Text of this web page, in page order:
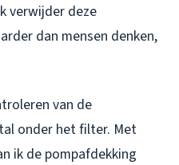
verwijder deze
dan mensen denken,
van de
onder het filter. Met
ik de pompafdekking